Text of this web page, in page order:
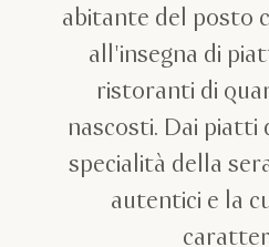
abitante del posto
all'insegna di
ristoranti di
nascosti. Dai
specialità della
autentici e la